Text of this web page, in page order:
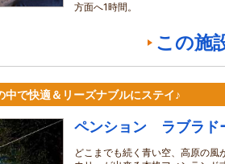
方面へ1時間。
この施
中で快適＆リーズナブルにステイ♪
ペンション ラブラド
どこまでも続く青い空、高原の風